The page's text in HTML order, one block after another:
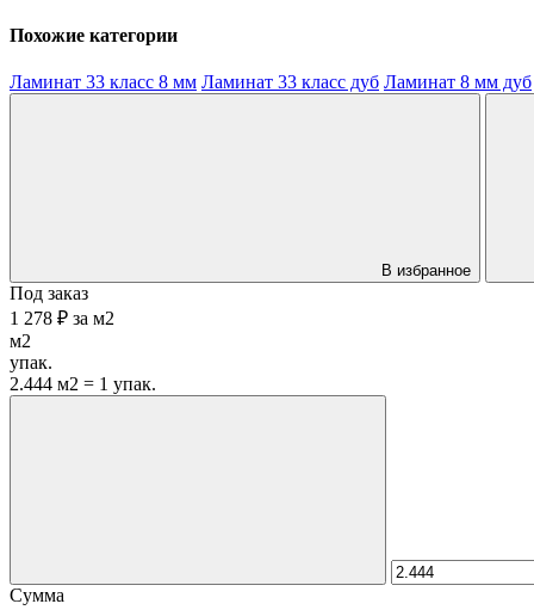
Похожие категории
Ламинат 33 класс 8 мм Ламинат 33 класс дуб Ламинат 8 мм дуб
В избранное
Под заказ
1 278 ₽ за м2
м2
упак.
2.444 м2 = 1 упак.
Сумма